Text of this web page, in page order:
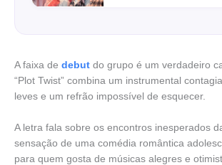
A faixa de debut do grupo é um verdadeiro
“Plot Twist” combina um instrumental
leves e um refrão impossível de esquecer.
A letra fala sobre os encontros inesperados
sensação de uma comédia romântica
para quem gosta de músicas alegres e